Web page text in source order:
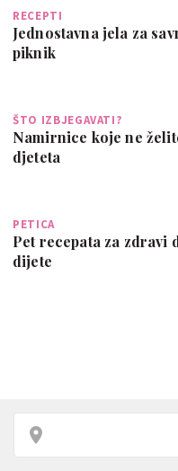
RECEPTI
Jednostavna jela za
piknik
ŠTO IZBJEGAVATI?
Namirnice koje ne
djeteta
PETICA
Pet recepata za zdravi
dijete